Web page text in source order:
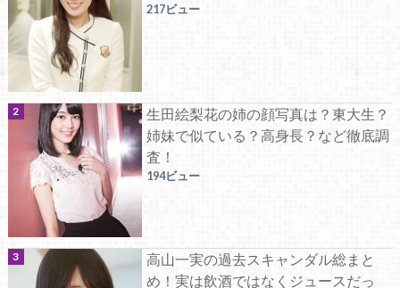
217ビュー
生田絵梨花の姉の顔写真は？東大生？
姉妹で似ている？高身長？など徹底調
査！
194ビュー
高山一実の過去スキャンダル総まと
め！実は飲酒ではなくジュースだっ